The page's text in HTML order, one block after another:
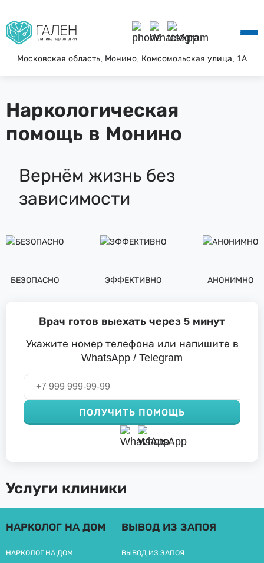
Московская область, Монино, Комсомольская улица, 1А
О КЛИНИКЕ
УСЛУГИ
КОНТАКТЫ
Наркологическая
помощь в Монино
Вернём жизнь без
зависимости
БЕЗОПАСНО ЭФФЕКТИВНО АНОНИМНО
Врач готов выехать через 5 минут
Укажите номер телефона или напишите в
WhatsApp / Telegram
ПОЛУЧИТЬ ПОМОЩЬ
Услуги клиники
НАРКОЛОГ НА ДОМ
НАРКОЛОГ НА ДОМ
ВЫВОД ИЗ ЗАПОЯ
ВЫВОД ИЗ ЗАПОЯ